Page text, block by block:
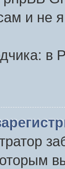
и не
в